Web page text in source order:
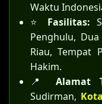
Waktu
⭐ Fasilitas:
Penghulu,
Riau, Tempat
Hakim.
📍 Alamat
Sudirman,